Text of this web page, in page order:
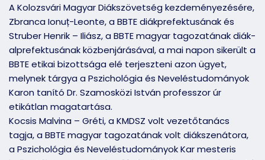
A Kolozsvári Magyar Diákszövetség kezdeményezésére,
Zbranca Ionuț-Leonte, a BBTE diákprefektusának és
Struber Henrik – Iliász, a BBTE magyar tagozatának diák-
alprefektusának közbenjárásával, a mai napon sikerült a
BBTE etikai bizottsága elé terjeszteni azon ügyet,
melynek tárgya a Pszichológia és Neveléstudományok
Karon tanító Dr. Szamosközi István professzor úr
etikátlan magatartása.
Kocsis Malvina – Gréti, a KMDSZ volt vezetőtanács
tagja, a BBTE magyar tagozatának volt diákszenátora,
a Pszichológia és Neveléstudományok Kar mesteris